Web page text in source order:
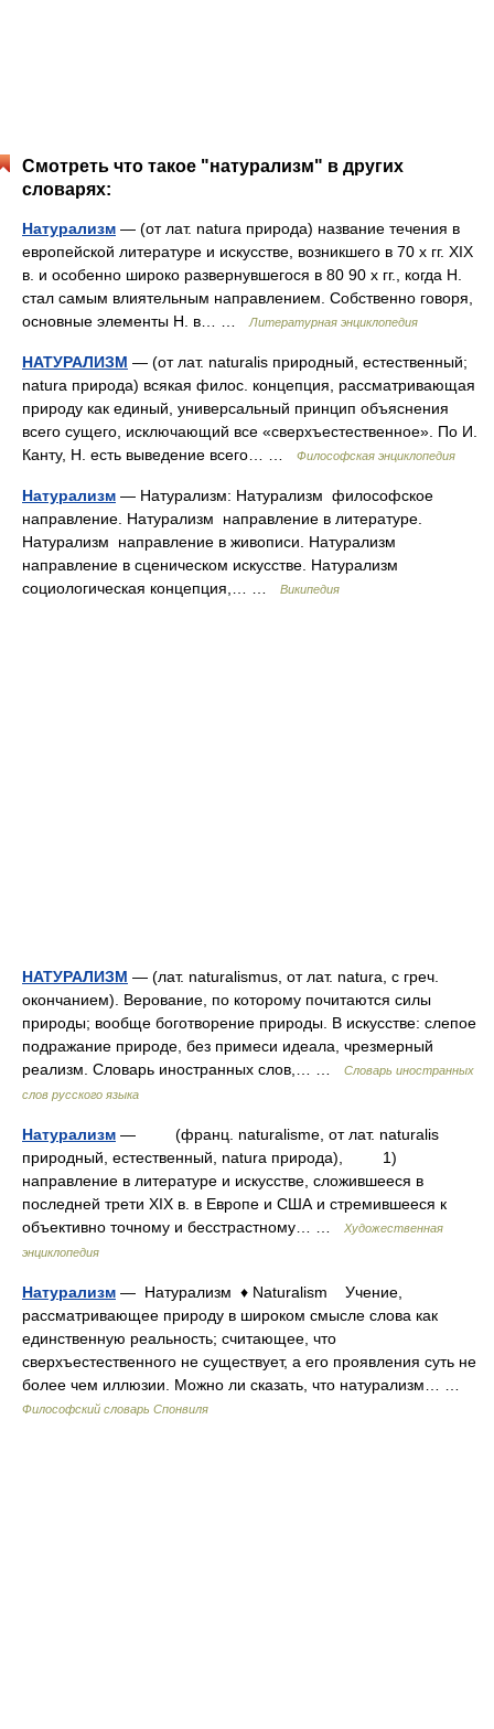
Смотреть что такое "натурализм" в других
словарях:
Натурализм — (от лат. natura природа) название течения в
европейской литературе и искусстве, возникшего в 70 х гг. XIX
в. и особенно широко развернувшегося в 80 90 х гг., когда Н.
стал самым влиятельным направлением. Собственно говоря,
основные элементы Н. в… …
Литературная энциклопедия
НАТУРАЛИЗМ — (от лат. naturalis природный, естественный;
natura природа) всякая филос. концепция, рассматривающая
природу как единый, универсальный принцип объяснения
всего сущего, исключающий все «сверхъестественное». По И.
Канту, Н. есть выведение всего… …
Философская энциклопедия
Натурализм — Натурализм: Натурализм философское
направление. Натурализм направление в литературе.
Натурализм направление в живописи. Натурализм
направление в сценическом искусстве. Натурализм
социологическая концепция,… …
Википедия
НАТУРАЛИЗМ — (лат. naturalismus, от лат. natura, с греч.
окончанием). Верование, по которому почитаются силы
природы; вообще боготворение природы. В искусстве: слепое
подражание природе, без примеси идеала, чрезмерный
реализм. Словарь иностранных слов,… …
Словарь иностранных
слов русского языка
Натурализм — (франц. naturalisme, от лат. naturalis
природный, естественный, natura природа), 1)
направление в литературе и искусстве, сложившееся в
последней трети XIX в. в Европе и США и стремившееся к
объективно точному и бесстрастному… …
Художественная
энциклопедия
Натурализм — Натурализм ♦ Naturalism Учение,
рассматривающее природу в широком смысле слова как
единственную реальность; считающее, что
сверхъестественного не существует, а его проявления суть не
более чем иллюзии. Можно ли сказать, что натурализм… …
Философский словарь Спонвиля